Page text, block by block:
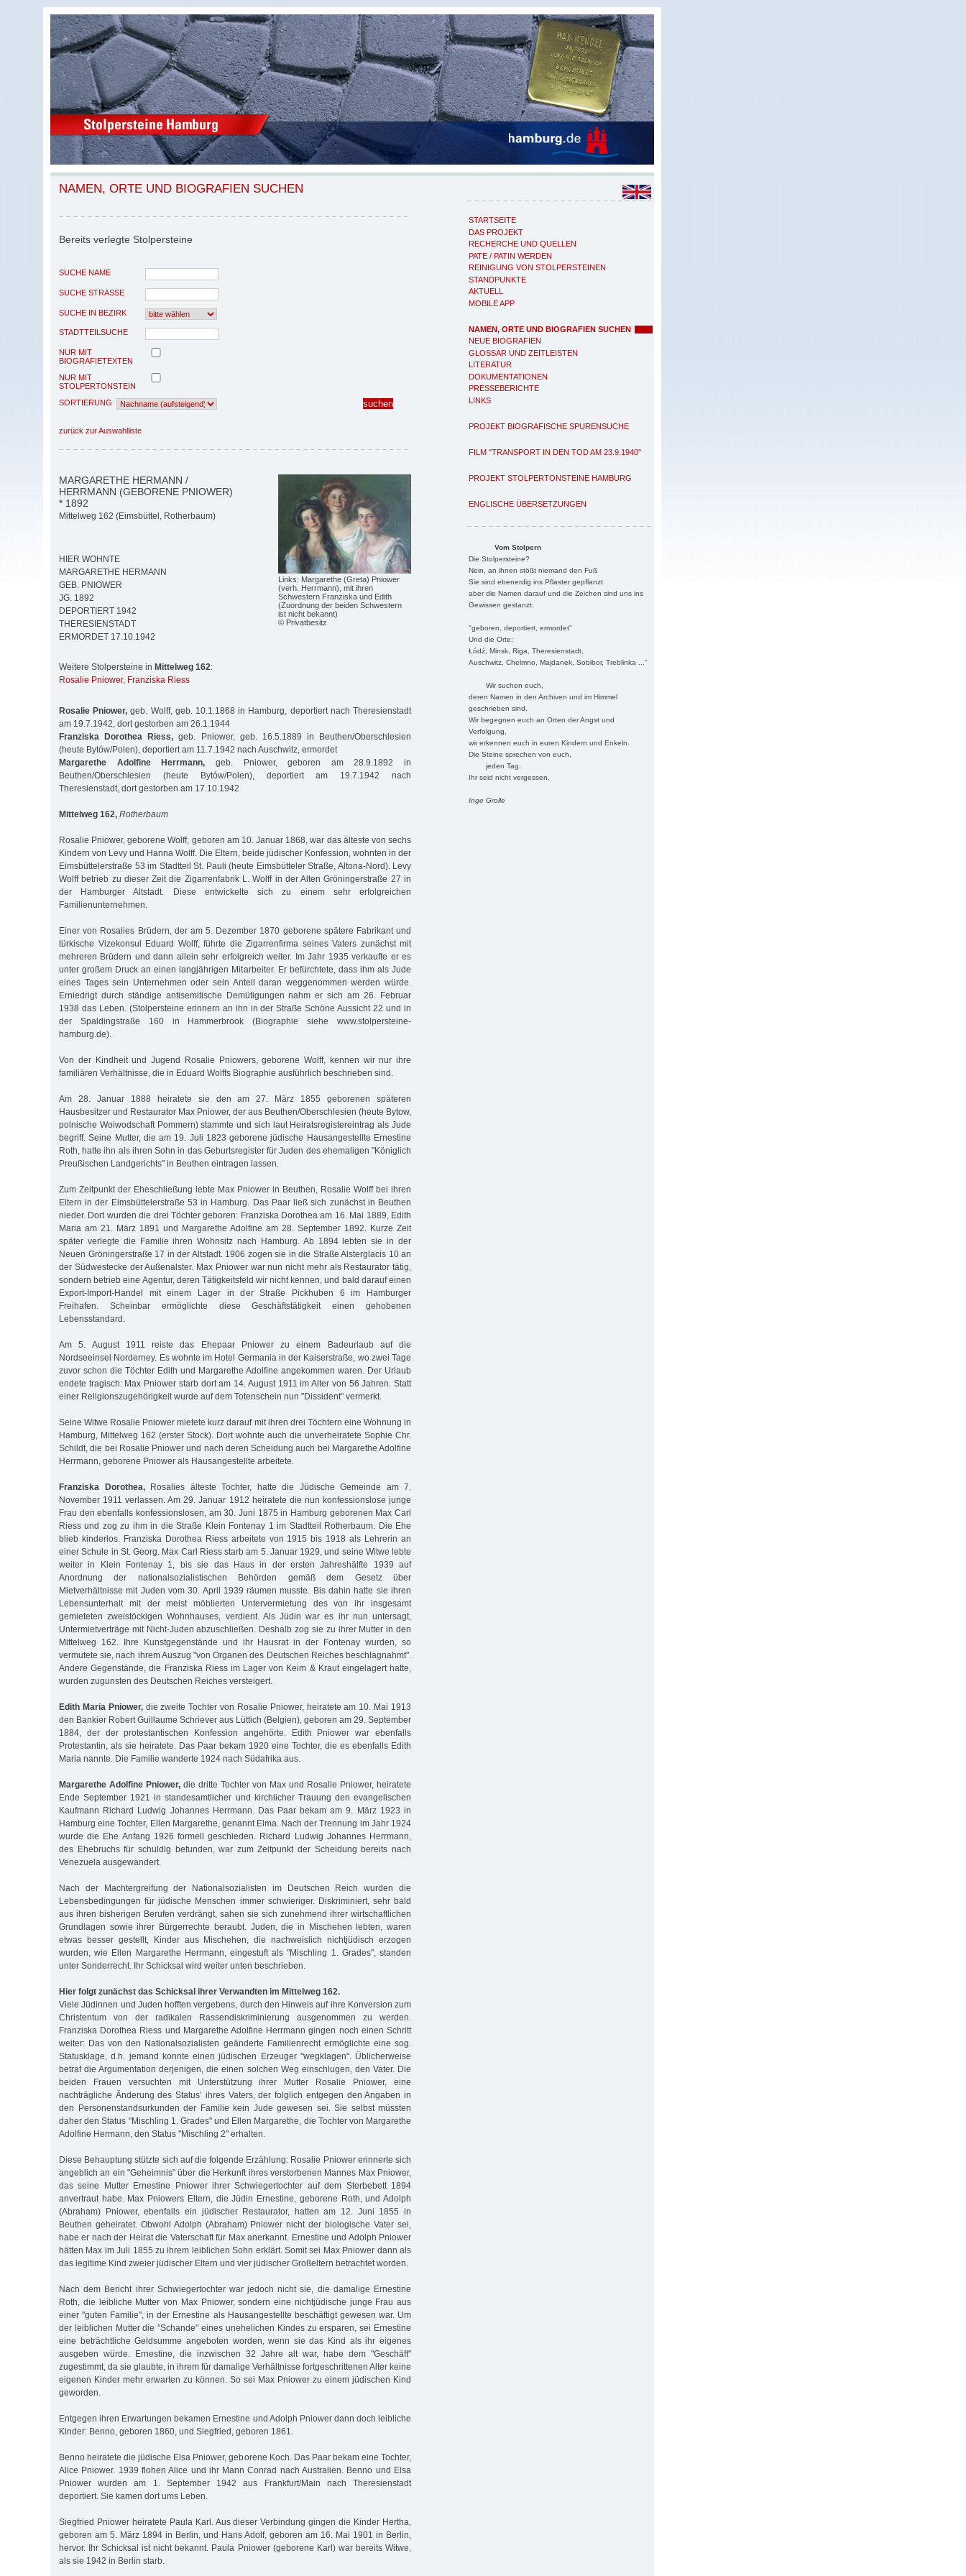
STARTSEITE
DAS PROJEKT
RECHERCHE UND QUELLEN
PATE / PATIN WERDEN
REINIGUNG VON STOLPERSTEINEN
STANDPUNKTE
AKTUELL
MOBILE APP
NAMEN, ORTE UND BIOGRAFIEN SUCHEN
NEUE BIOGRAFIEN
GLOSSAR UND ZEITLEISTEN
LITERATUR
DOKUMENTATIONEN
PRESSEBERICHTE
LINKS
PROJEKT BIOGRAFISCHE SPURENSUCHE
FILM "TRANSPORT IN DEN TOD AM 23.9.1940"
PROJEKT STOLPERTONSTEINE HAMBURG
ENGLISCHE ÜBERSETZUNGEN
Vom Stolpern
Die Stolpersteine?
Nein, an ihnen stößt niemand den Fuß
Sie sind ebenerdig ins Pflaster gepflanzt
aber die Namen darauf und die Zeichen sind uns ins
Gewissen gestanzt:
"geboren, deportiert, ermordet"
Und die Orte:
Łódź, Minsk, Riga, Theresienstadt,
Auschwitz, Chelmno, Majdanek, Sobibor, Treblinka ..."
Wir suchen euch,
deren Namen in den Archiven und im Himmel
geschrieben sind.
Wir begegnen euch an Orten der Angst und
Verfolgung,
wir erkennen euch in euren Kindern und Enkeln.
Die Steine sprechen von euch,
jeden Tag.
Ihr seid nicht vergessen.
Inge Grolle
NAMEN, ORTE UND BIOGRAFIEN SUCHEN
Bereits verlegte Stolpersteine
SUCHE NAME
SUCHE STRASSE
SUCHE IN BEZIRK
STADTTEILSUCHE
NUR MIT
BIOGRAFIETEXTEN
NUR MIT
STOLPERTONSTEIN
SORTIERUNG
zurück zur Auswahlliste
Links: Margarethe (Greta) Pniower
(verh. Herrmann), mit ihren
Schwestern Franziska und Edith
(Zuordnung der beiden Schwestern
ist nicht bekannt)
© Privatbesitz
MARGARETHE HERMANN /
HERRMANN (GEBORENE PNIOWER)
* 1892
Mittelweg 162 (Eimsbüttel, Rotherbaum)
HIER WOHNTE
MARGARETHE HERMANN
GEB. PNIOWER
JG. 1892
DEPORTIERT 1942
THERESIENSTADT
ERMORDET 17.10.1942
Weitere Stolpersteine in Mittelweg 162:
Rosalie Pniower, Franziska Riess
Rosalie Pniower, geb. Wolff, geb. 10.1.1868 in Hamburg, deportiert nach Theresienstadt
am 19.7.1942, dort gestorben am 26.1.1944
Franziska Dorothea Riess, geb. Pniower, geb. 16.5.1889 in Beuthen/Oberschlesien
(heute Bytów/Polen), deportiert am 11.7.1942 nach Auschwitz, ermordet
Margarethe Adolfine Herrmann, geb. Pniower, geboren am 28.9.1892 in
Beuthen/Oberschlesien (heute Bytów/Polen), deportiert am 19.7.1942 nach
Theresienstadt, dort gestorben am 17.10.1942
Mittelweg 162, Rotherbaum
Rosalie Pniower, geborene Wolff, geboren am 10. Januar 1868, war das älteste von sechs
Kindern von Levy und Hanna Wolff. Die Eltern, beide jüdischer Konfession, wohnten in der
Eimsbüttelerstraße 53 im Stadtteil St. Pauli (heute Eimsbütteler Straße, Altona-Nord). Levy
Wolff betrieb zu dieser Zeit die Zigarrenfabrik L. Wolff in der Alten Gröningerstraße 27 in
der Hamburger Altstadt. Diese entwickelte sich zu einem sehr erfolgreichen
Familienunternehmen.
Einer von Rosalies Brüdern, der am 5. Dezember 1870 geborene spätere Fabrikant und
türkische Vizekonsul Eduard Wolff, führte die Zigarrenfirma seines Vaters zunächst mit
mehreren Brüdern und dann allein sehr erfolgreich weiter. Im Jahr 1935 verkaufte er es
unter großem Druck an einen langjährigen Mitarbeiter. Er befürchtete, dass ihm als Jude
eines Tages sein Unternehmen oder sein Anteil daran weggenommen werden würde.
Erniedrigt durch ständige antisemitische Demütigungen nahm er sich am 26. Februar
1938 das Leben. (Stolpersteine erinnern an ihn in der Straße Schöne Aussicht 22 und in
der Spaldingstraße 160 in Hammerbrook (Biographie siehe www.stolpersteine-
hamburg.de).
Von der Kindheit und Jugend Rosalie Pniowers, geborene Wolff, kennen wir nur ihre
familiären Verhältnisse, die in Eduard Wolffs Biographie ausführlich beschrieben sind.
Am 28. Januar 1888 heiratete sie den am 27. März 1855 geborenen späteren
Hausbesitzer und Restaurator Max Pniower, der aus Beuthen/Oberschlesien (heute Bytow,
polnische Woiwodschaft Pommern) stammte und sich laut Heiratsregistereintrag als Jude
begriff. Seine Mutter, die am 19. Juli 1823 geborene jüdische Hausangestellte Ernestine
Roth, hatte ihn als ihren Sohn in das Geburtsregister für Juden des ehemaligen "Königlich
Preußischen Landgerichts" in Beuthen eintragen lassen.
Zum Zeitpunkt der Eheschließung lebte Max Pniower in Beuthen, Rosalie Wolff bei ihren
Eltern in der Eimsbüttelerstraße 53 in Hamburg. Das Paar ließ sich zunächst in Beuthen
nieder. Dort wurden die drei Töchter geboren: Franziska Dorothea am 16. Mai 1889, Edith
Maria am 21. März 1891 und Margarethe Adolfine am 28. September 1892. Kurze Zeit
später verlegte die Familie ihren Wohnsitz nach Hamburg. Ab 1894 lebten sie in der
Neuen Gröningerstraße 17 in der Altstadt. 1906 zogen sie in die Straße Alsterglacis 10 an
der Südwestecke der Außenalster. Max Pniower war nun nicht mehr als Restaurator tätig,
sondern betrieb eine Agentur, deren Tätigkeitsfeld wir nicht kennen, und bald darauf einen
Export-Import-Handel mit einem Lager in der Straße Pickhuben 6 im Hamburger
Freihafen. Scheinbar ermöglichte diese Geschäftstätigkeit einen gehobenen
Lebensstandard.
Am 5. August 1911 reiste das Ehepaar Pniower zu einem Badeurlaub auf die
Nordseeinsel Norderney. Es wohnte im Hotel Germania in der Kaiserstraße, wo zwei Tage
zuvor schon die Töchter Edith und Margarethe Adolfine angekommen waren. Der Urlaub
endete tragisch: Max Pniower starb dort am 14. August 1911 im Alter von 56 Jahren. Statt
einer Religionszugehörigkeit wurde auf dem Totenschein nun "Dissident" vermerkt.
Seine Witwe Rosalie Pniower mietete kurz darauf mit ihren drei Töchtern eine Wohnung in
Hamburg, Mittelweg 162 (erster Stock). Dort wohnte auch die unverheiratete Sophie Chr.
Schildt, die bei Rosalie Pniower und nach deren Scheidung auch bei Margarethe Adolfine
Herrmann, geborene Pniower als Hausangestellte arbeitete.
Franziska Dorothea,Rosalies älteste Tochter, hatte die Jüdische Gemeinde am 7.
November 1911 verlassen. Am 29. Januar 1912 heiratete die nun konfessionslose junge
Frau den ebenfalls konfessionslosen, am 30. Juni 1875 in Hamburg geborenen Max Carl
Riess und zog zu ihm in die Straße Klein Fontenay 1 im Stadtteil Rotherbaum. Die Ehe
blieb kinderlos. Franziska Dorothea Riess arbeitete von 1915 bis 1918 als Lehrerin an
einer Schule in St. Georg. Max Carl Riess starb am 5. Januar 1929, und seine Witwe lebte
weiter in Klein Fontenay 1, bis sie das Haus in der ersten Jahreshälfte 1939 auf
Anordnung der nationalsozialistischen Behörden gemäß dem Gesetz über
Mietverhältnisse mit Juden vom 30. April 1939 räumen musste. Bis dahin hatte sie ihren
Lebensunterhalt mit der meist möblierten Untervermietung des von ihr insgesamt
gemieteten zweistöckigen Wohnhauses, verdient. Als Jüdin war es ihr nun untersagt,
Untermietverträge mit Nicht-Juden abzuschließen. Deshalb zog sie zu ihrer Mutter in den
Mittelweg 162. Ihre Kunstgegenstände und ihr Hausrat in der Fontenay wurden, so
vermutete sie, nach ihrem Auszug "von Organen des Deutschen Reiches beschlagnahmt".
Andere Gegenstände, die Franziska Riess im Lager von Keim & Kraut eingelagert hatte,
wurden zugunsten des Deutschen Reiches versteigert.
Edith Maria Pniower,die zweite Tochter von Rosalie Pniower, heiratete am 10. Mai 1913
den Bankier Robert Guillaume Schriever aus Lüttich (Belgien), geboren am 29. September
1884, der der protestantischen Konfession angehörte. Edith Pniower war ebenfalls
Protestantin, als sie heiratete. Das Paar bekam 1920 eine Tochter, die es ebenfalls Edith
Maria nannte. Die Familie wanderte 1924 nach Südafrika aus.
Margarethe Adolfine Pniower, die dritte Tochter von Max und Rosalie Pniower, heiratete
Ende September 1921 in standesamtlicher und kirchlicher Trauung den evangelischen
Kaufmann Richard Ludwig Johannes Herrmann. Das Paar bekam am 9. März 1923 in
Hamburg eine Tochter, Ellen Margarethe, genannt Elma. Nach der Trennung im Jahr 1924
wurde die Ehe Anfang 1926 formell geschieden. Richard Ludwig Johannes Herrmann,
des Ehebruchs für schuldig befunden, war zum Zeitpunkt der Scheidung bereits nach
Venezuela ausgewandert.
Nach der Machtergreifung der Nationalsozialisten im Deutschen Reich wurden die
Lebensbedingungen für jüdische Menschen immer schwieriger. Diskriminiert, sehr bald
aus ihren bisherigen Berufen verdrängt, sahen sie sich zunehmend ihrer wirtschaftlichen
Grundlagen sowie ihrer Bürgerrechte beraubt. Juden, die in Mischehen lebten, waren
etwas besser gestellt, Kinder aus Mischehen, die nachweislich nichtjüdisch erzogen
wurden, wie Ellen Margarethe Herrmann, eingestuft als "Mischling 1. Grades", standen
unter Sonderrecht. Ihr Schicksal wird weiter unten beschrieben.
Hier folgt zunächst das Schicksal ihrer Verwandten im Mittelweg 162.
Viele Jüdinnen und Juden hofften vergebens, durch den Hinweis auf ihre Konversion zum
Christentum von der radikalen Rassendiskriminierung ausgenommen zu werden.
Franziska Dorothea Riess und Margarethe Adolfine Herrmann gingen noch einen Schritt
weiter: Das von den Nationalsozialisten geänderte Familienrecht ermöglichte eine sog.
Statusklage, d.h. jemand konnte einen jüdischen Erzeuger "wegklagen". Üblicherweise
betraf die Argumentation derjenigen, die einen solchen Weg einschlugen, den Vater. Die
beiden Frauen versuchten mit Unterstützung ihrer Mutter Rosalie Pniower, eine
nachträgliche Änderung des Status’ ihres Vaters, der folglich entgegen den Angaben in
den Personenstandsurkunden der Familie kein Jude gewesen sei. Sie selbst müssten
daher den Status "Mischling 1. Grades" und Ellen Margarethe, die Tochter von Margarethe
Adolfine Hermann, den Status "Mischling 2" erhalten.
Diese Behauptung stützte sich auf die folgende Erzählung: Rosalie Pniower erinnerte sich
angeblich an ein "Geheimnis" über die Herkunft ihres verstorbenen Mannes Max Pniower,
das seine Mutter Ernestine Pniower ihrer Schwiegertochter auf dem Sterbebett 1894
anvertraut habe. Max Pniowers Eltern, die Jüdin Ernestine, geborene Roth, und Adolph
(Abraham) Pniower, ebenfalls ein jüdischer Restaurator, hatten am 12. Juni 1855 in
Beuthen geheiratet. Obwohl Adolph (Abraham) Pniower nicht der biologische Vater sei,
habe er nach der Heirat die Vaterschaft für Max anerkannt. Ernestine und Adolph Pniower
hätten Max im Juli 1855 zu ihrem leiblichen Sohn erklärt. Somit sei Max Pniower dann als
das legitime Kind zweier jüdischer Eltern und vier jüdischer Großeltern betrachtet worden.
Nach dem Bericht ihrer Schwiegertochter war jedoch nicht sie, die damalige Ernestine
Roth, die leibliche Mutter von Max Pniower, sondern eine nichtjüdische junge Frau aus
einer "guten Familie", in der Ernestine als Hausangestellte beschäftigt gewesen war. Um
der leiblichen Mutter die "Schande" eines unehelichen Kindes zu ersparen, sei Ernestine
eine beträchtliche Geldsumme angeboten worden, wenn sie das Kind als ihr eigenes
ausgeben würde. Ernestine, die inzwischen 32 Jahre alt war, habe dem "Geschäft"
zugestimmt, da sie glaubte, in ihrem für damalige Verhältnisse fortgeschrittenen Alter keine
eigenen Kinder mehr erwarten zu können. So sei Max Pniower zu einem jüdischen Kind
geworden.
Entgegen ihren Erwartungen bekamen Ernestine und Adolph Pniower dann doch leibliche
Kinder: Benno, geboren 1860, und Siegfried, geboren 1861.
Benno heiratete die jüdische Elsa Pniower, geborene Koch. Das Paar bekam eine Tochter,
Alice Pniower. 1939 flohen Alice und ihr Mann Conrad nach Australien. Benno und Elsa
Pniower wurden am 1. September 1942 aus Frankfurt/Main nach Theresienstadt
deportiert. Sie kamen dort ums Leben.
Siegfried Pniower heiratete Paula Karl. Aus dieser Verbindung gingen die Kinder Hertha,
geboren am 5. März 1894 in Berlin, und Hans Adolf, geboren am 16. Mai 1901 in Berlin,
hervor. Ihr Schicksal ist nicht bekannt. Paula Pniower (geborene Karl) war bereits Witwe,
als sie 1942 in Berlin starb.